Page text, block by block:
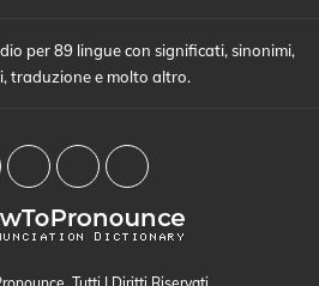
per 89 lingue con significati, sinonimi,
traduzione e molto altro.